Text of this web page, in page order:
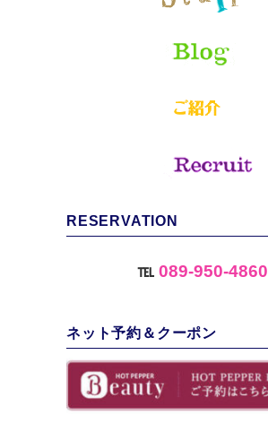
RESERVATION
℡ 089-950-4860
ネット予約＆クーポン